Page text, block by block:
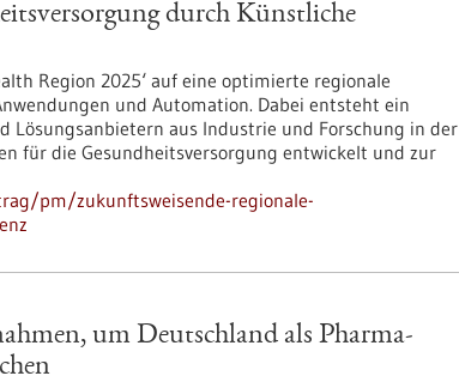
durch Künstliche
Region 2025‘ auf eine optimierte regionale
und Automation. Dabei entsteht ein
aus Industrie und Forschung in der
für die Gesundheitsversorgung entwickelt und zur
pm/zukunftsweisende-regionale-
um Deutschland als Pharma-